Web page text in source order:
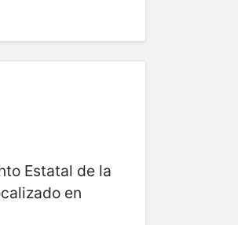
Estatal de la
en